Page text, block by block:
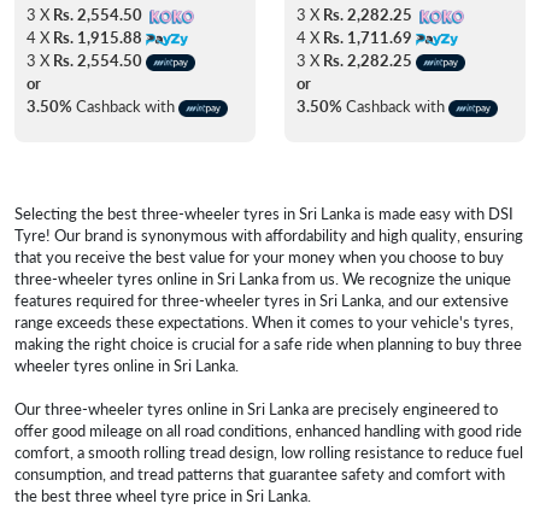
3 X Rs. 2,554.50
4 X Rs. 1,915.88
3 X Rs. 2,554.50
or
3.50% Cashback with
3 X Rs. 2,282.25
4 X Rs. 1,711.69
3 X Rs. 2,282.25
or
3.50% Cashback with
Selecting the best three-wheeler tyres in Sri Lanka is made easy with DSI
Tyre! Our brand is synonymous with affordability and high quality, ensuring
that you receive the best value for your money when you choose to buy
three-wheeler tyres online in Sri Lanka from us. We recognize the unique
features required for three-wheeler tyres in Sri Lanka, and our extensive
range exceeds these expectations. When it comes to your vehicle's tyres,
making the right choice is crucial for a safe ride when planning to buy three
wheeler tyres online in Sri Lanka.
Our three-wheeler tyres online in Sri Lanka are precisely engineered to
offer good mileage on all road conditions, enhanced handling with good ride
comfort, a smooth rolling tread design, low rolling resistance to reduce fuel
consumption, and tread patterns that guarantee safety and comfort with
the best three wheel tyre price in Sri Lanka.